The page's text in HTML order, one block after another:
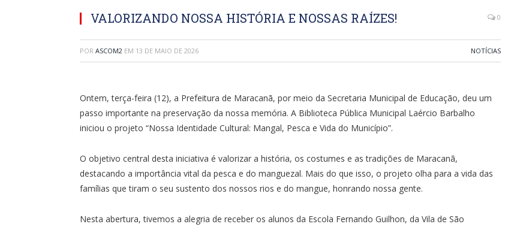
VALORIZANDO NOSSA HISTÓRIA E NOSSAS RAÍZES! 0
POR ASCOM2 EM 13 DE MAIO DE 2026 NOTÍCIAS
Ontem, terça-feira (12), a Prefeitura de Maracanã, por meio da Secretaria Municipal de Educação, deu um
passo importante na preservação da nossa memória. A Biblioteca Pública Municipal Laércio Barbalho
iniciou o projeto “Nossa Identidade Cultural: Mangal, Pesca e Vida do Município”.
O objetivo central desta iniciativa é valorizar a história, os costumes e as tradições de Maracanã,
destacando a importância vital da pesca e do manguezal. Mais do que isso, o projeto olha para a vida das
famílias que tiram o seu sustento dos nossos rios e do mangue, honrando nossa gente.
Nesta abertura, tivemos a alegria de receber os alunos da Escola Fernando Guilhon, da Vila de São